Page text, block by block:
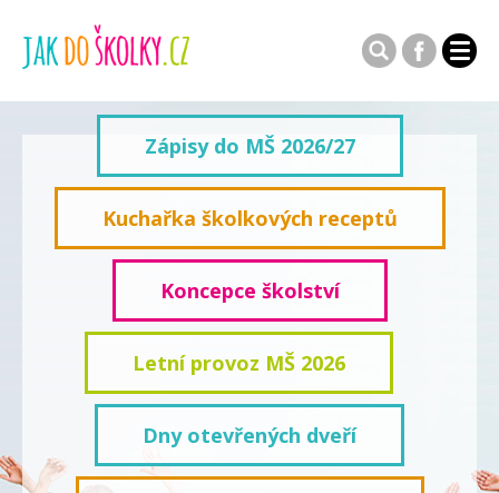
Zápisy do MŠ 2026/27
Kuchařka školkových receptů
Koncepce školství
Letní provoz MŠ 2026
Dny otevřených dveří